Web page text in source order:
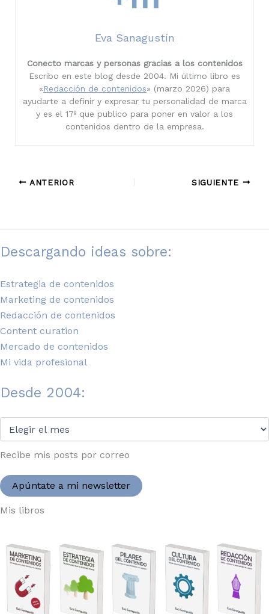
Eva Sanagustín
Conecto marcas y personas gracias a los contenidos
Escribo en este blog desde 2004. Mi último libro es
«Redacción de contenidos» (marzo 2026) para
ayudarte a definir y expresar tu personalidad de marca
y es el 17º que publico para poner en valor a los
contenidos dentro de la empresa.
ANTERIOR SIGUIENTE
Descargando ideas sobre:
Estrategia de contenidos
Marketing de contenidos
Redacción de contenidos
Content curation
Mercado de contenidos
Mi vida profesional
Desde 2004:
2004:
Recibe mis posts por correo
Apúntate a mi newsletter
Mis libros